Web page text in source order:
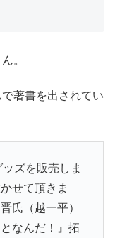
。
著書を出されてい
ズを販売しま
せて頂きま
氏（越一平）
なんだ！』拓